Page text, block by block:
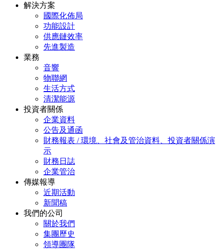
解決方案
國際化佈局
功能設計
供應鏈效率
先進製造
業務
音響
物聯網
生活方式
清潔能源
投資者關係
企業資料
公告及通函
財務報表 / 環境、社會及管治資料、投資者關係演
示
財務日誌
企業管治
傳媒報導
近期活動
新聞稿
我們的公司
關於我們
集團歷史
領導團隊